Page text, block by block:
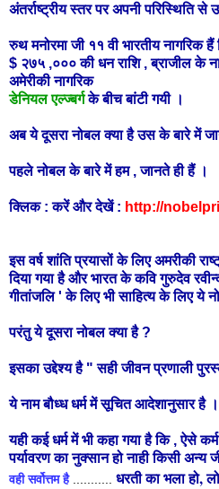
अंतर्राष्ट्रीय स्तर पर अपनी परिस्थिति
रुथ मनोरमा जी ११ वी भारतीय नागरिक
$ २७५ ,००० की धन राशि , ब्राजील के
अमेरीकी नागरिक
डेनियल एल्ज्बर्गके बीच बांटी गयी ।
अब ये दूसरा नोबल क्या है उस के बारे में
पहले नोबल के बारे में हम , जानते ही हैं ।
क्लिक : करें और देखें : http://
इस वर्ष शांति प्रयासों के लिए अमरीकी
दिया गया है और भारत के कवि गुरुदेव
गीतांजलि ' के लिए भी साहित्य के लिए ये
परंतु ये दूसरा नोबल क्या है ?
इसका उद्देश्य है " सही जीवन प्रणाली
ये नाम बौध्ध धर्म में सूचित आदेशानुसार है ।
यही कई धर्म में भी कहा गया है कि , ऐसे
पर्यावरण का नुक्सान हो नाही किसी अन्य
वही सर्वोत्तम है........... धरती का भला हो,